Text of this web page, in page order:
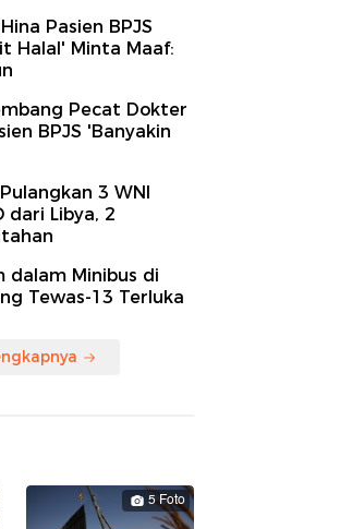
Pasien BPJS
Halal' Minta Maaf:
Pecat Dokter
BPJS 'Banyakin
3 WNI
dari Libya, 2
dalam Minibus di
Tewas-13 Terluka
5 Foto